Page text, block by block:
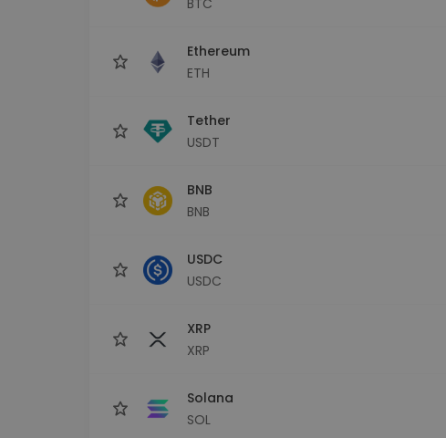
Ethereum
ETH
Tether
USDT
BNB
BNB
USDC
USDC
XRP
XRP
Solana
SOL